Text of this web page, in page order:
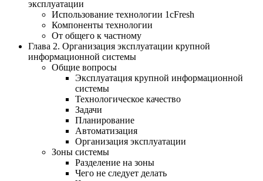
эксплуатации
Использование технологии 1cFresh
Компоненты технологии
От общего к частному
Глава 2. Организация эксплуатации крупной
информационной системы
Общие вопросы
Эксплуатация крупной информационной
системы
Технологическое качество
Задачи
Планирование
Автоматизация
Организация эксплуатации
Зоны системы
Разделение на зоны
Чего не следует делать